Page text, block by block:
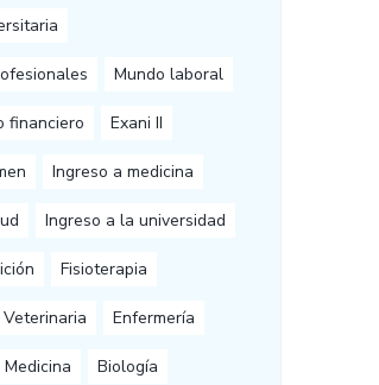
Mundo laboral
financiero Exani II
Ingreso a medicina
Ingreso a la universidad
Fisioterapia
Veterinaria Enfermería
Medicina Biología